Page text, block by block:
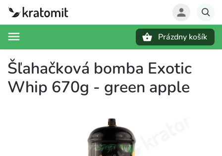
Prázdny košík
Šľahačková bomba Exotic
Whip 670g - green apple